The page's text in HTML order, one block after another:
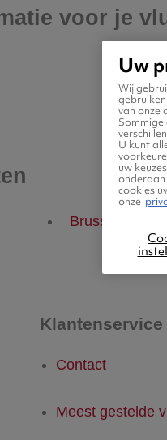
voor je
Brussel - Dinard
Klantenservice
Contact
Meest gestelde
Uw
Wij
van onze
U kunt
uw
onderaan
cookies
onze